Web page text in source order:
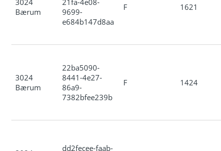
Bærum
9699-
e684b147d8aa
F 1621
3024
Bærum
22ba5090-
8441-4e27-
86a9-
7382bfee239b
F 1424
dd2fecee-faab-